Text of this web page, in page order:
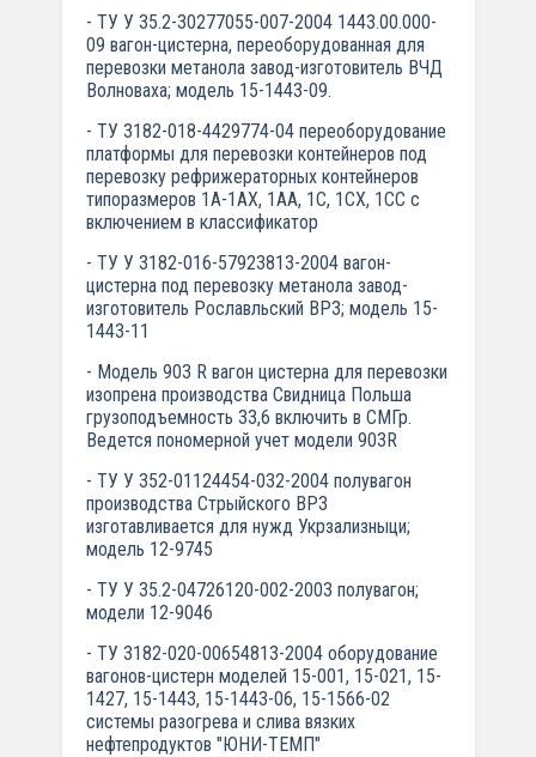
- ТУ У 35.2-30277055-007-2004 1443.00.000-
09 вагон-цистерна, переоборудованная для
перевозки метанола завод-изготовитель ВЧД
Волноваха; модель 15-1443-09.
- ТУ 3182-018-4429774-04 переоборудование
платформы для перевозки контейнеров под
перевозку рефрижераторных контейнеров
типоразмеров 1А-1АХ, 1АА, 1С, 1СХ, 1СС с
включением в классификатор
- ТУ У 3182-016-57923813-2004 вагон-
цистерна под перевозку метанола завод-
изготовитель Рославльский ВРЗ; модель 15-
1443-11
- Модель 903 R вагон цистерна для перевозки
изопрена производства Свидница Польша
грузоподъемность 33,6 включить в СМГр.
Ведется пономерной учет модели 903R
- ТУ У 352-01124454-032-2004 полувагон
производства Стрыйского ВРЗ
изготавливается для нужд Укрзализныци;
модель 12-9745
- ТУ У 35.2-04726120-002-2003 полувагон;
модели 12-9046
- ТУ 3182-020-00654813-2004 оборудование
вагонов-цистерн моделей 15-001, 15-021, 15-
1427, 15-1443, 15-1443-06, 15-1566-02
системы разогрева и слива вязких
нефтепродуктов "ЮНИ-ТЕМП"